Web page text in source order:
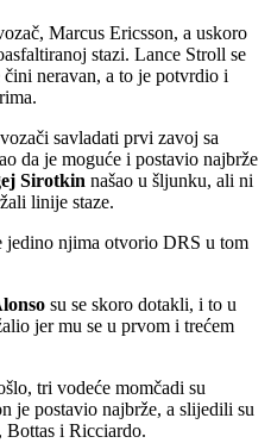
Marcus Ericsson, a uskoro
stazi. Lance Stroll se
neravan, a to je potvrdio i
savladati prvi zavoj sa
da je moguće i postavio najbrže
Sirotkin našao u šljunku, ali ni
linije staze.
jedino njima otvorio DRS u tom
su se skoro dotakli, i to u
jer mu se u prvom i trećem
tri vodeće momčadi su
je postavio najbrže, a slijedili su
Bottas i Ricciardo.